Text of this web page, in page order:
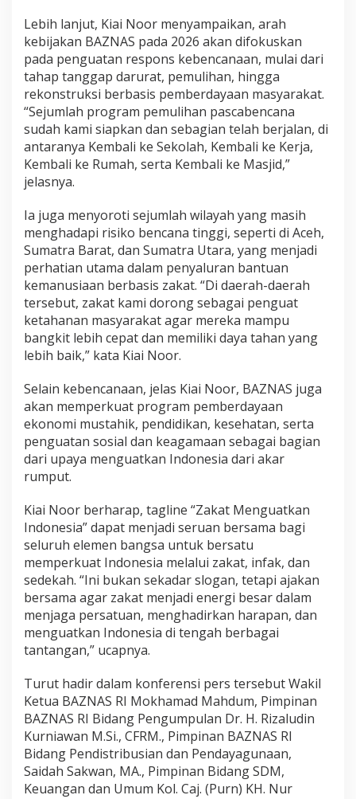
Lebih lanjut, Kiai Noor menyampaikan, arah
kebijakan BAZNAS pada 2026 akan difokuskan
pada penguatan respons kebencanaan, mulai dari
tahap tanggap darurat, pemulihan, hingga
rekonstruksi berbasis pemberdayaan masyarakat.
“Sejumlah program pemulihan pascabencana
sudah kami siapkan dan sebagian telah berjalan, di
antaranya Kembali ke Sekolah, Kembali ke Kerja,
Kembali ke Rumah, serta Kembali ke Masjid,”
jelasnya.
Ia juga menyoroti sejumlah wilayah yang masih
menghadapi risiko bencana tinggi, seperti di Aceh,
Sumatra Barat, dan Sumatra Utara, yang menjadi
perhatian utama dalam penyaluran bantuan
kemanusiaan berbasis zakat. “Di daerah-daerah
tersebut, zakat kami dorong sebagai penguat
ketahanan masyarakat agar mereka mampu
bangkit lebih cepat dan memiliki daya tahan yang
lebih baik,” kata Kiai Noor.
Selain kebencanaan, jelas Kiai Noor, BAZNAS juga
akan memperkuat program pemberdayaan
ekonomi mustahik, pendidikan, kesehatan, serta
penguatan sosial dan keagamaan sebagai bagian
dari upaya menguatkan Indonesia dari akar
rumput.
Kiai Noor berharap, tagline “Zakat Menguatkan
Indonesia” dapat menjadi seruan bersama bagi
seluruh elemen bangsa untuk bersatu
memperkuat Indonesia melalui zakat, infak, dan
sedekah. “Ini bukan sekadar slogan, tetapi ajakan
bersama agar zakat menjadi energi besar dalam
menjaga persatuan, menghadirkan harapan, dan
menguatkan Indonesia di tengah berbagai
tantangan,” ucapnya.
Turut hadir dalam konferensi pers tersebut Wakil
Ketua BAZNAS RI Mokhamad Mahdum, Pimpinan
BAZNAS RI Bidang Pengumpulan Dr. H. Rizaludin
Kurniawan M.Si., CFRM., Pimpinan BAZNAS RI
Bidang Pendistribusian dan Pendayagunaan,
Saidah Sakwan, MA., Pimpinan Bidang SDM,
Keuangan dan Umum Kol. Caj. (Purn) KH. Nur